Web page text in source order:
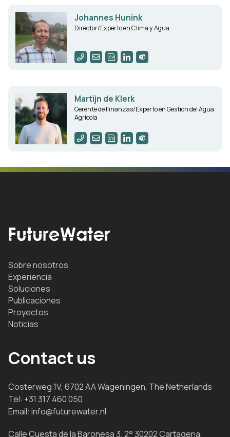
Johannes Hunink
Director/Experto en Clima y Agua
Martijn de Klerk
Gerente de Finanzas/Experto en Gestión del Agua
Agrícola
Sobre nosotros
Experiencia
Soluciones
Publicaciones
Proyectos
Noticias
Contact us
Costerweg 1V, 6702 AA Wageningen, The Netherlands
Tel: +31 317 460 050
Email: info@futurewater.nl
Calle Cuesta de la Baronesa 3, 2° 30202 Cartagena,